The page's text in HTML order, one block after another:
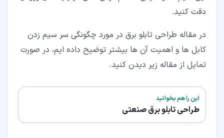
دقت کنید.
در مقاله طراحی تابلو برق در مورد چگونگی سر سیم زدن
کابل ها و اهمیت آن ها بیشتر توضیح داده ایم، در صورت
تمایل از مقاله زیر دیدن کنید.
این را هم بخوانید
طراحی تابلو برق صنعتی